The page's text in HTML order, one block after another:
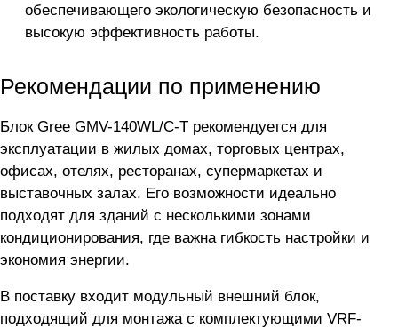
обеспечивающего экологическую безопасность и
высокую эффективность работы.
Рекомендации по применению
Блок Gree GMV-140WL/C-T рекомендуется для
эксплуатации в жилых домах, торговых центрах,
офисах, отелях, ресторанах, супермаркетах и
выставочных залах. Его возможности идеально
подходят для зданий с несколькими зонами
кондиционирования, где важна гибкость настройки и
экономия энергии.
В поставку входит модульный внешний блок,
подходящий для монтажа с комплектующими VRF-